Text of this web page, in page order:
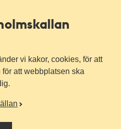
vi kakor, cookies, för att
att webbplatsen ska